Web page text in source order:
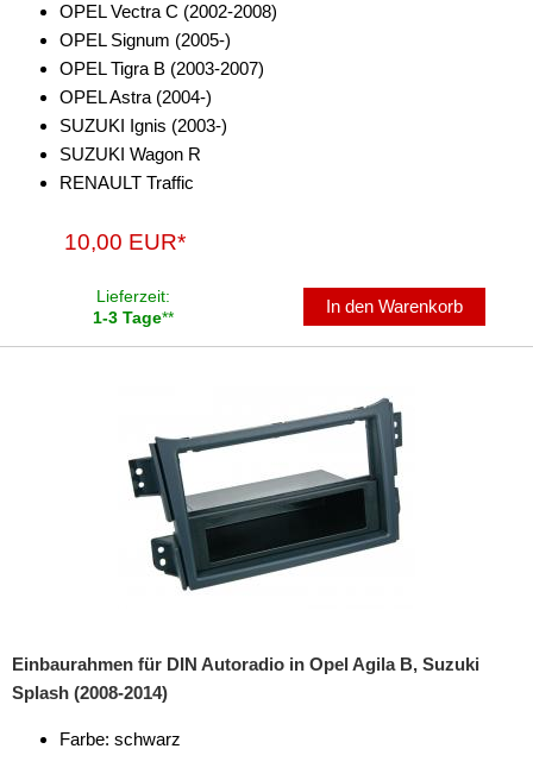
OPEL Vectra C (2002-2008)
OPEL Signum (2005-)
OPEL Tigra B (2003-2007)
OPEL Astra (2004-)
SUZUKI Ignis (2003-)
SUZUKI Wagon R
RENAULT Traffic
10,00 EUR*
Lieferzeit:
1-3 Tage**
In den Warenkorb
Einbaurahmen für DIN Autoradio in Opel Agila B, Suzuki
Splash (2008-2014)
Farbe: schwarz